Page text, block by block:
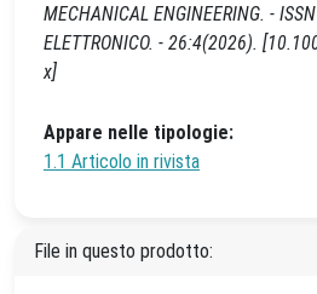
MECHANICAL ENGINEERING. -
ELETTRONICO. - 26:4(2026).
x]
Appare nelle tipologie:
1.1 Articolo in rivista
File in questo prodotto: